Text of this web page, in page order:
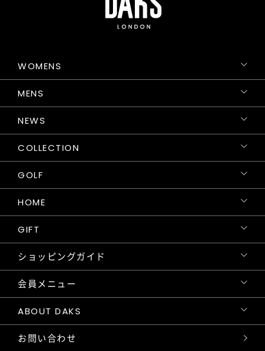
WOMENS
MENS
NEWS
COLLECTION
GOLF
HOME
GIFT
ショッピングガイド
会員メニュー
ABOUT DAKS
お問い合わせ